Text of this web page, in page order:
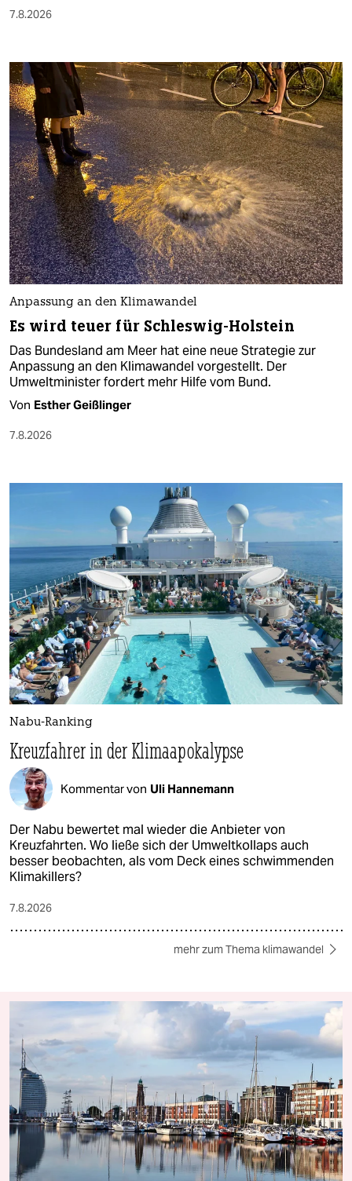
7.8.2026
Anpassung an den Klimawandel
Es wird teuer für Schleswig-Holstein
Das Bundesland am Meer hat eine neue Strategie zur
Anpassung an den Klimawandel vorgestellt. Der
Umweltminister fordert mehr Hilfe vom Bund.
Von Esther Geißlinger
7.8.2026
Nabu-Ranking
Kreuzfahrer in der Klimaapokalypse
Kommentar von Uli Hannemann
Der Nabu bewertet mal wieder die Anbieter von
Kreuzfahrten. Wo ließe sich der Umweltkollaps auch
besser beobachten, als vom Deck eines schwimmenden
Klimakillers?
7.8.2026
mehr zum Thema klimawandel